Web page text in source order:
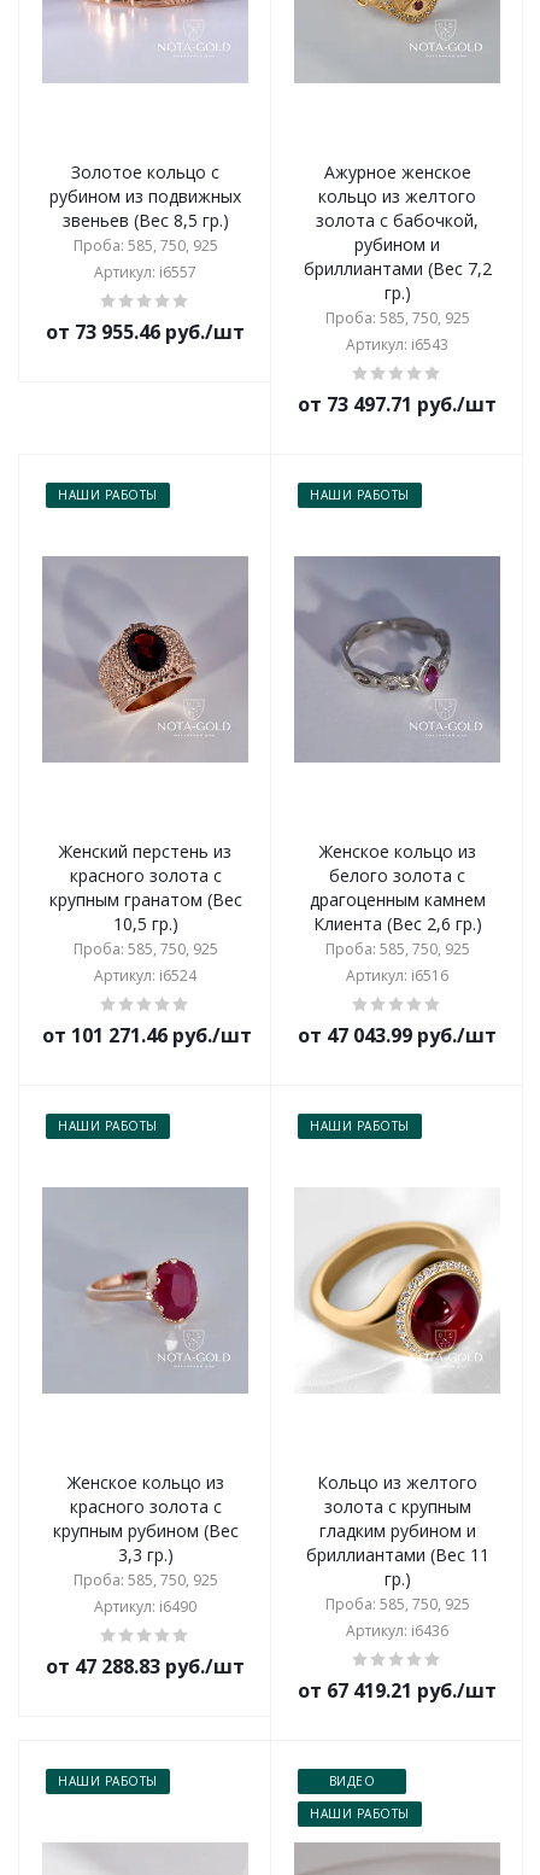
Золотое кольцо с
рубином из подвижных
звеньев (Вес 8,5 гр.)
Проба: 585, 750, 925
Артикул: i6557
от 73 955.46 руб./шт
Ажурное женское
кольцо из желтого
золота с бабочкой,
рубином и
бриллиантами (Вес 7,2
гр.)
Проба: 585, 750, 925
Артикул: i6543
от 73 497.71 руб./шт
НАШИ РАБОТЫ
Женский перстень из
красного золота с
крупным гранатом (Вес
10,5 гр.)
Проба: 585, 750, 925
Артикул: i6524
от 101 271.46 руб./шт
НАШИ РАБОТЫ
Женское кольцо из
белого золота с
драгоценным камнем
Клиента (Вес 2,6 гр.)
Проба: 585, 750, 925
Артикул: i6516
от 47 043.99 руб./шт
НАШИ РАБОТЫ
Женское кольцо из
красного золота с
крупным рубином (Вес
3,3 гр.)
Проба: 585, 750, 925
Артикул: i6490
от 47 288.83 руб./шт
НАШИ РАБОТЫ
Кольцо из желтого
золота с крупным
гладким рубином и
бриллиантами (Вес 11
гр.)
Проба: 585, 750, 925
Артикул: i6436
от 67 419.21 руб./шт
НАШИ РАБОТЫ
ВИДЕО
НАШИ РАБОТЫ